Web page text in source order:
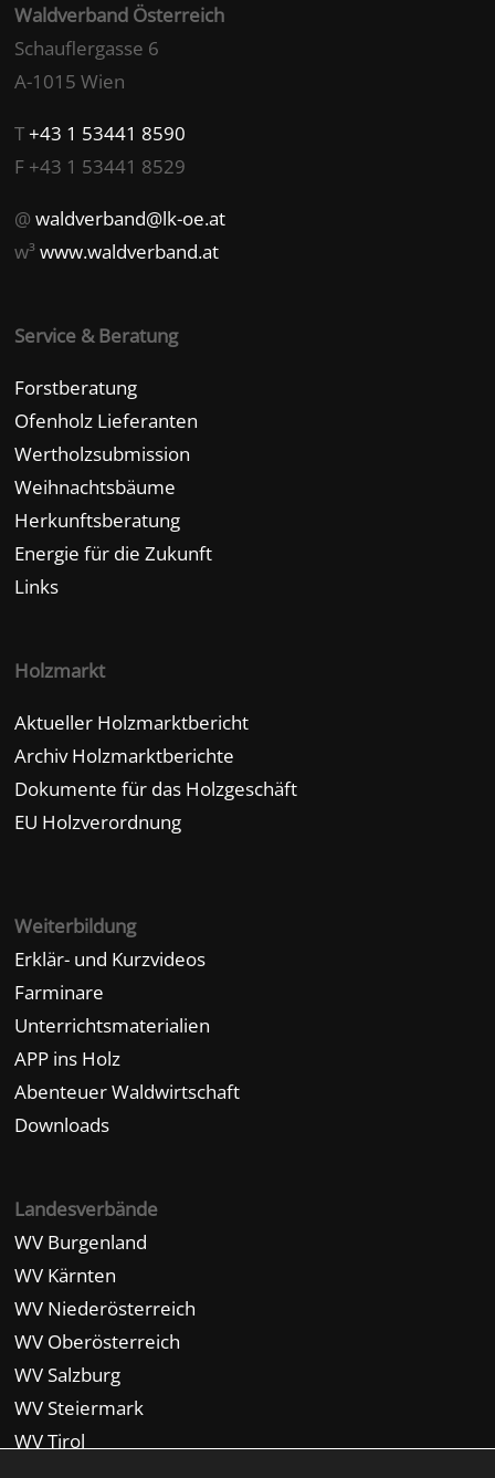
Waldverband Österreich
Schauflergasse 6
A-1015 Wien
T+43 1 53441 8590
F +43 1 53441 8529
@waldverband@lk-oe.at
w³www.waldverband.at
Service & Beratung
Forstberatung
Ofenholz Lieferanten
Wertholzsubmission
Weihnachtsbäume
Herkunftsberatung
Energie für die Zukunft
Links
Holzmarkt
Aktueller Holzmarktbericht
Archiv Holzmarktberichte
Dokumente für das Holzgeschäft
EU Holzverordnung
Weiterbildung
Erklär- und Kurzvideos
Farminare
Unterrichtsmaterialien
APP ins Holz
Abenteuer Waldwirtschaft
Downloads
Landesverbände
WV Burgenland
WV Kärnten
WV Niederösterreich
WV Oberösterreich
WV Salzburg
WV Steiermark
WV Tirol